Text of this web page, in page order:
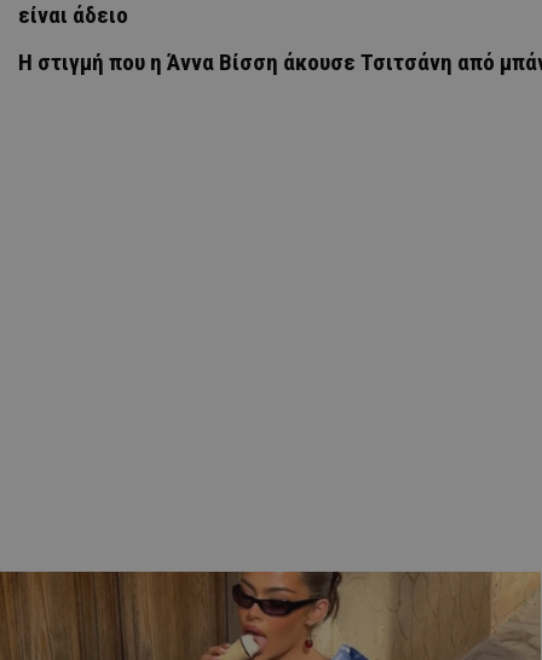
είναι άδειο
H στιγμή που η Άννα Βίσση άκουσε Τσιτσάνη από